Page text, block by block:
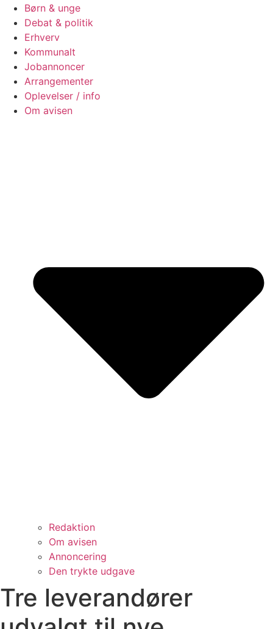
Børn & unge
Debat & politik
Erhverv
Kommunalt
Jobannoncer
Arrangementer
Oplevelser / info
Om avisen
Redaktion
Om avisen
Annoncering
Den trykte udgave
Tre leverandører